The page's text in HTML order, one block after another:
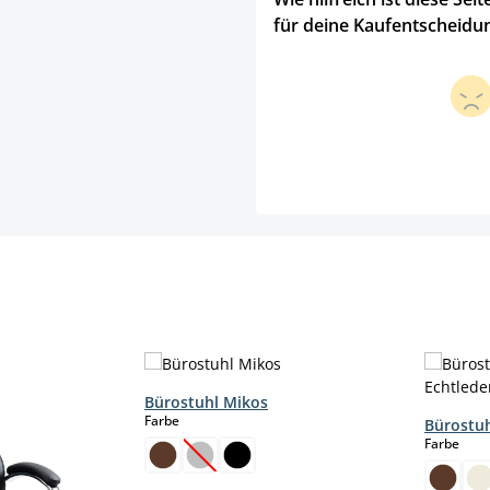
für deine
Bürostuhl Mikos
Farbeauswählen
(Diese Option ist zurzeit nicht
Farbe